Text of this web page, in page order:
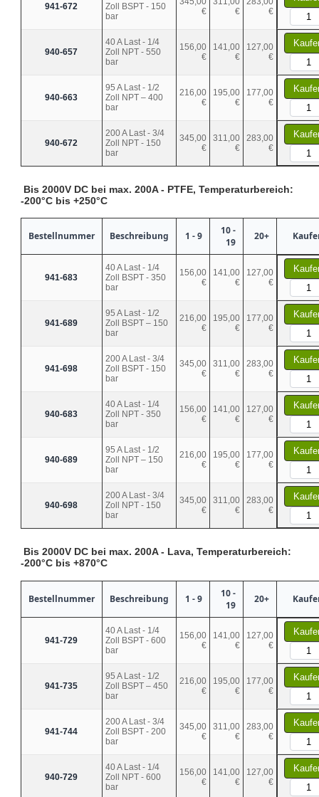
941-672
Zoll BSPT - 150
bar
€
€
€
940-657
40 A Last - 1/4
Zoll NPT - 550
bar
156,00
€
141,00
€
127,00
€
940-663
95 A Last - 1/2
Zoll NPT – 400
bar
216,00
€
195,00
€
177,00
€
940-672
200 A Last - 3/4
Zoll NPT - 150
bar
345,00
€
311,00
€
283,00
€
Bis 2000V DC bei max. 200A - PTFE, Temperaturbereich:
-200°C bis +250°C
Bestellnummer Beschreibung 1 - 9
10 -
19
20+
941-683
40 A Last - 1/4
Zoll BSPT - 350
bar
156,00
€
141,00
€
127,00
€
941-689
95 A Last - 1/2
Zoll BSPT – 150
bar
216,00
€
195,00
€
177,00
€
941-698
200 A Last - 3/4
Zoll BSPT - 150
bar
345,00
€
311,00
€
283,00
€
940-683
40 A Last - 1/4
Zoll NPT - 350
bar
156,00
€
141,00
€
127,00
€
940-689
95 A Last - 1/2
Zoll NPT – 150
bar
216,00
€
195,00
€
177,00
€
940-698
200 A Last - 3/4
Zoll NPT - 150
bar
345,00
€
311,00
€
283,00
€
Bis 2000V DC bei max. 200A - Lava, Temperaturbereich:
-200°C bis +870°C
Bestellnummer Beschreibung 1 - 9
10 -
19
20+
941-729
40 A Last - 1/4
Zoll BSPT - 600
bar
156,00
€
141,00
€
127,00
€
941-735
95 A Last - 1/2
Zoll BSPT – 450
bar
216,00
€
195,00
€
177,00
€
941-744
200 A Last - 3/4
Zoll BSPT - 200
bar
345,00
€
311,00
€
283,00
€
940-729
40 A Last - 1/4
Zoll NPT - 600
bar
156,00
€
141,00
€
127,00
€